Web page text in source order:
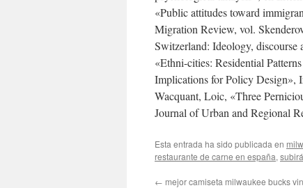
«Public attitudes toward
Migration Review, vol.
Switzerland: Ideology, discourse
«Ethni-cities: Residential
Implications for Policy Design»,
Wacquant, Loic, «Three
Journal of Urban and Regional
Esta entrada ha sido publicada en
restaurante de carne en españa,
← mejor camiseta milwaukee bucks